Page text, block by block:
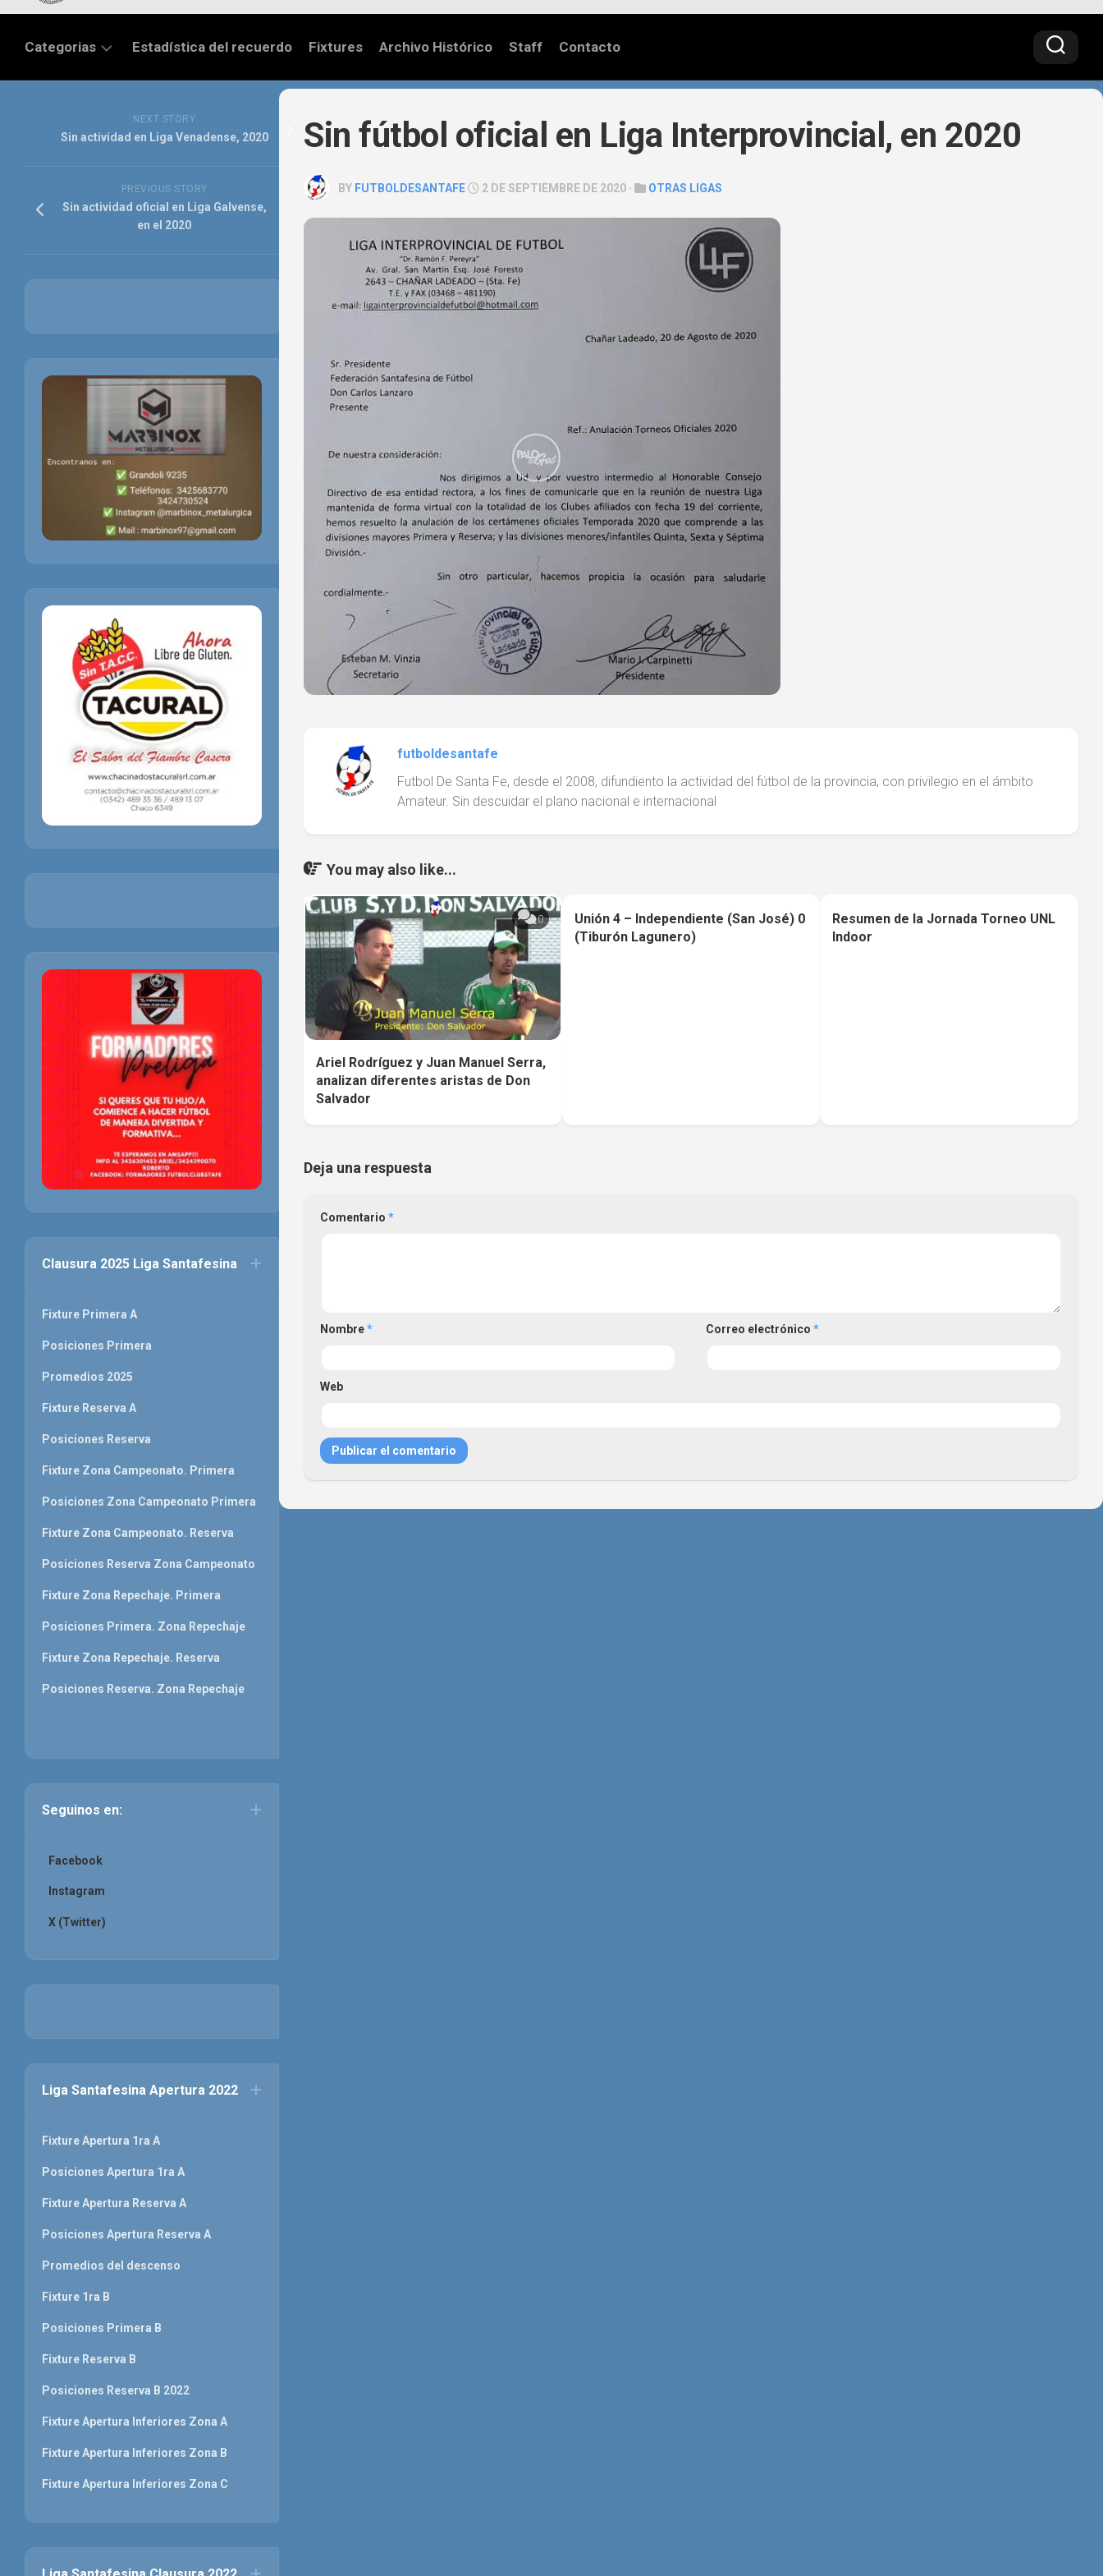
Categorias
TORNEO
FEDERAL
FÚTBOL
Estadística del recuerdo Fixtures Archivo Histórico Staff Contacto
Sin fútbol oficial en Liga Interprovincial, en 2020
BY FUTBOLDESANTAFE 2 DE SEPTIEMBRE DE 2020 · OTRAS LIGAS
futboldesantafe
Futbol De Santa Fe, desde el 2008, difundiento la actividad del fútbol de la provincia, con privilegio en el ámbito
Amateur. Sin descuidar el plano nacional e internacional
You may also like...
0
Ariel Rodríguez y Juan Manuel Serra,
analizan diferentes aristas de Don
Salvador
0
Unión 4 – Independiente (San José) 0
(Tiburón Lagunero)
0
Resumen de la Jornada Torneo UNL
Indoor
Deja una respuesta
Comentario *
Nombre* Correo electrónico*
Web
NEXT STORY
Sin actividad en Liga Venadense, 2020
PREVIOUS STORY
Sin actividad oficial en Liga Galvense,
en el 2020
Clausura 2025 Liga Santafesina
Fixture Primera A
Posiciones Primera
Promedios 2025
Fixture Reserva A
Posiciones Reserva
Fixture Zona Campeonato. Primera
Posiciones Zona Campeonato Primera
Fixture Zona Campeonato. Reserva
Posiciones Reserva Zona Campeonato
Fixture Zona Repechaje. Primera
Posiciones Primera. Zona Repechaje
Fixture Zona Repechaje. Reserva
Posiciones Reserva. Zona Repechaje
Seguinos en:
Facebook
Instagram
X (Twitter)
Liga Santafesina Apertura 2022
Fixture Apertura 1ra A
Posiciones Apertura 1ra A
Fixture Apertura Reserva A
Posiciones Apertura Reserva A
Promedios del descenso
Fixture 1ra B
Posiciones Primera B
Fixture Reserva B
Posiciones Reserva B 2022
Fixture Apertura Inferiores Zona A
Fixture Apertura Inferiores Zona B
Fixture Apertura Inferiores Zona C